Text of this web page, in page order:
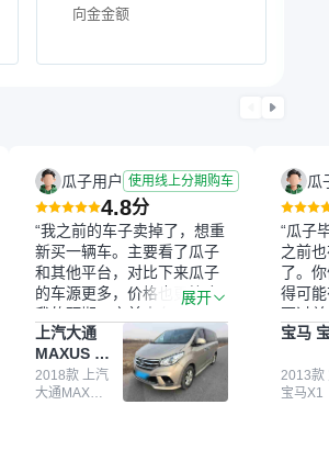
向金金额
瓜子用户 使用线上分期购车
4.8分
“我之前的车子卖掉了，想重
新买一辆车。主要看了瓜子
和其他平台，对比下来瓜子
的车源更多，价格也更符合
我的预期。之前卖车来过瓜
子，虽然价格没谈成，但
APP一直留着。瓜子毕竟是
大平台，整体印象还好。我
最终买了一台上汽大通，18
展开
上汽大通
MAXUS 大
通G10
2018款 上汽
大通MAXUS
瓜
“瓜子
之前
了。
得可
更过关
来再
我买
它的
适。
宝马
2013款
宝马X1